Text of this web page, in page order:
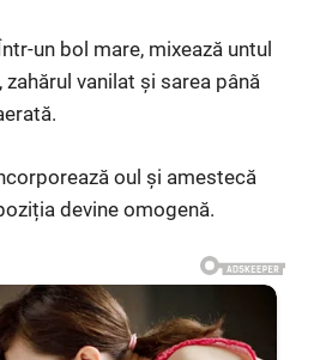
un bol mare, mixează untul
zahărul vanilat și sarea până
oul și amestecă
devine omogenă.